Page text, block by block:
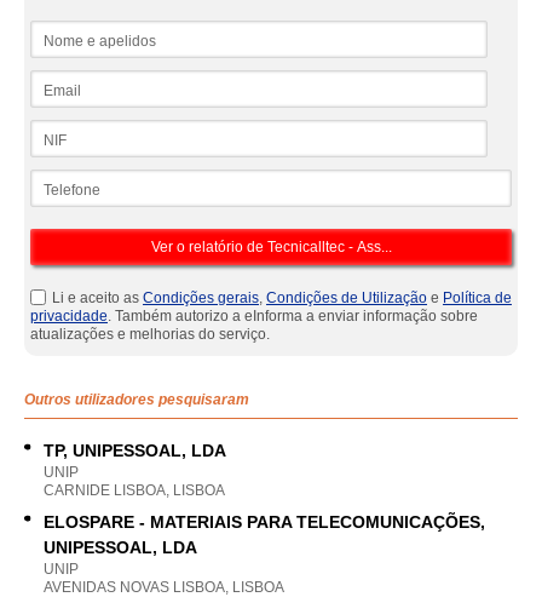
Li e aceito as Condições gerais, Condições de Utilização e Política de
privacidade. Também autorizo a eInforma a enviar informação sobre
atualizações e melhorias do serviço.
Outros utilizadores pesquisaram
TP, UNIPESSOAL, LDA
UNIP
CARNIDE LISBOA, LISBOA
ELOSPARE - MATERIAIS PARA TELECOMUNICAÇÕES,
UNIPESSOAL, LDA
UNIP
AVENIDAS NOVAS LISBOA, LISBOA